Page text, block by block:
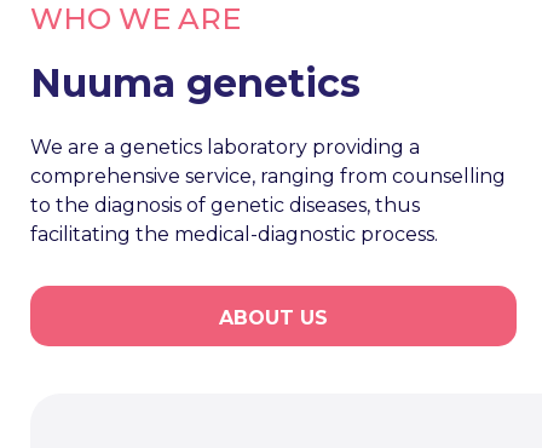
WHO WE ARE
Nuuma genetics
We are a genetics laboratory providing a
comprehensive service, ranging from counselling
to the diagnosis of genetic diseases, thus
facilitating the medical-diagnostic process.
ABOUT US